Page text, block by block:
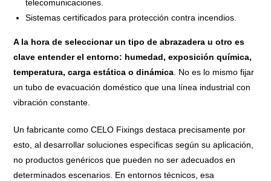
telecomunicaciones.
Sistemas certificados para protección contra incendios.
A la hora de seleccionar un tipo de abrazadera u otro es
clave entender el entorno: humedad, exposición química,
temperatura, carga estática o dinámica . No es lo mismo fijar
un tubo de evacuación doméstico que una línea industrial con
vibración constante.
Un fabricante como CELO Fixings destaca precisamente por
esto, al desarrollar soluciones específicas según su aplicación,
no productos genéricos que pueden no ser adecuados en
determinados escenarios. En entornos técnicos, esa